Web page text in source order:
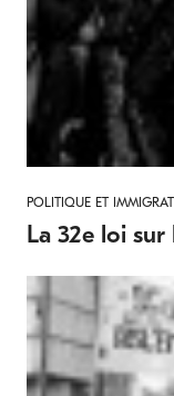
POLITIQUE ET
La 32e loi